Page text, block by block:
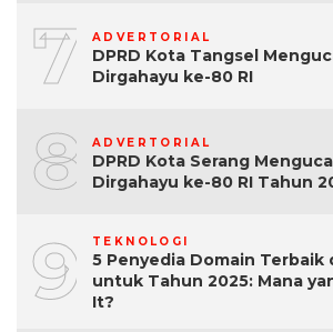
7 ADVERTORIAL
DPRD Kota Tangsel
Dirgahayu ke-80 RI
8 ADVERTORIAL
DPRD Kota Serang
Dirgahayu ke-80 RI Tahun
9 TEKNOLOGI
5 Penyedia Domain Terbaik
untuk Tahun 2025: Mana
It?